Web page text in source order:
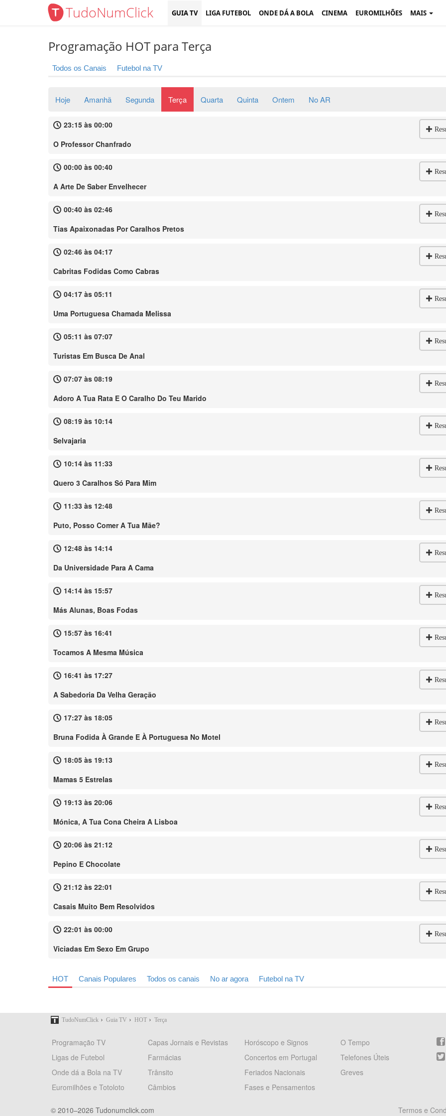
TudoNumClick GUIA TV LIGA FUTEBOL ONDE DÁ A BOLA CINEMA EUROMILHÕES MAIS
Programação HOT para Terça
Todos os Canais Futebol na TV
Hoje Amanhã Segunda Terça Quarta Quinta Ontem No AR
23:15 às 00:00
O Professor Chanfrado
00:00 às 00:40
A Arte De Saber Envelhecer
00:40 às 02:46
Tias Apaixonadas Por Caralhos Pretos
02:46 às 04:17
Cabritas Fodidas Como Cabras
04:17 às 05:11
Uma Portuguesa Chamada Melissa
05:11 às 07:07
Turistas Em Busca De Anal
07:07 às 08:19
Adoro A Tua Rata E O Caralho Do Teu Marido
08:19 às 10:14
Selvajaria
10:14 às 11:33
Quero 3 Caralhos Só Para Mim
11:33 às 12:48
Puto, Posso Comer A Tua Mãe?
12:48 às 14:14
Da Universidade Para A Cama
14:14 às 15:57
Más Alunas, Boas Fodas
15:57 às 16:41
Tocamos A Mesma Música
16:41 às 17:27
A Sabedoria Da Velha Geração
17:27 às 18:05
Bruna Fodida À Grande E À Portuguesa No Motel
18:05 às 19:13
Mamas 5 Estrelas
19:13 às 20:06
Mónica, A Tua Cona Cheira A Lisboa
20:06 às 21:12
Pepino E Chocolate
21:12 às 22:01
Casais Muito Bem Resolvidos
22:01 às 00:00
Viciadas Em Sexo Em Grupo
HOT Canais Populares Todos os canais No ar agora Futebol na TV
TudoNumClick › Guia TV › HOT › Terça
Programação TV
Ligas de Futebol
Onde dá a Bola na TV
Euromilhões e Totoloto
Capas Jornais e Revistas
Farmácias
Trânsito
Câmbios
Horóscopo e Signos
Concertos em Portugal
Feriados Nacionais
Fases e Pensamentos
O Tempo
Telefones Úteis
Greves
© 2010–2026 Tudonumclick.com Termos e